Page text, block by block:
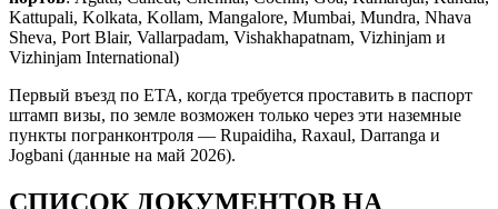
Kattupali, Kolkata, Kollam, Mangalore, Mumbai, Mundra, Nhava
Sheva, Port Blair, Vallarpadam, Vishakhapatnam, Vizhinjam и
Vizhinjam International)
Первый въезд по ЕТА, когда требуется проставить в паспорт
штамп визы, по земле возможен только через эти наземные
пункты погранконтроля — Rupaidiha, Raxaul, Darranga и
Jogbani (данные на май 2026).
СПИСОК ДОКУМЕНТОВ НА